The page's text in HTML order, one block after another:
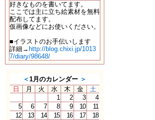
好きなものを書いてます。
ここでは主に立ち絵素材を無料
配布してます。
仮画像などにお使いください。
■イラストのお手伝いします
詳細→ http://blog.chixi.jp/1013
7/diary/98648/
＜1月のカレンダー ＞
日
月 火 水 木 金
土
1
2 3
4
5
6 7 8 9 10
11
12
13 14 15 16 17
18